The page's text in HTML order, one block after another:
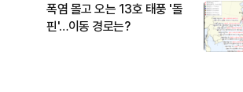
폭염 몰고 오는 13호 태풍 '돌
핀'…이동 경로는?